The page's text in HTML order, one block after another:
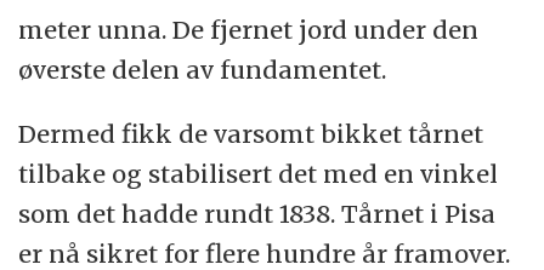
meter unna. De fjernet jord under den
øverste delen av fundamentet.
Dermed fikk de varsomt bikket tårnet
tilbake og stabilisert det med en vinkel
som det hadde rundt 1838. Tårnet i Pisa
er nå sikret for flere hundre år framover.